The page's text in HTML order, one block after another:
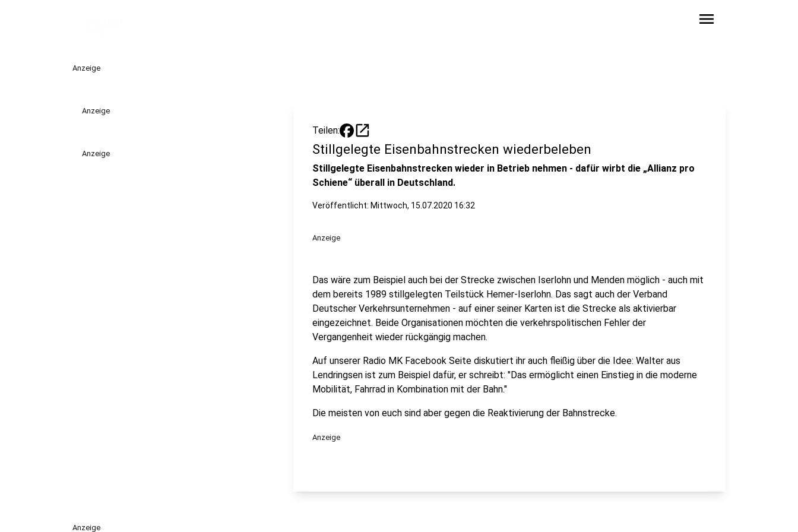
menu
Anzeige
Anzeige
Anzeige
Teilen: open_in_new
Stillgelegte Eisenbahnstrecken wiederbeleben
Stillgelegte Eisenbahnstrecken wieder in Betrieb nehmen - dafür wirbt die „Allianz pro
Schiene“ überall in Deutschland.
Veröffentlicht: Mittwoch, 15.07.2020 16:32
Anzeige
Das wäre zum Beispiel auch bei der Strecke zwischen Iserlohn und Menden möglich - auch mit
dem bereits 1989 stillgelegten Teilstück Hemer-Iserlohn. Das sagt auch der Verband
Deutscher Verkehrsunternehmen - auf einer seiner Karten ist die Strecke als aktivierbar
eingezeichnet. Beide Organisationen möchten die verkehrspolitischen Fehler der
Vergangenheit wieder rückgängig machen.
Auf unserer Radio MK Facebook Seite diskutiert ihr auch fleißig über die Idee: Walter aus
Lendringsen ist zum Beispiel dafür, er schreibt: "Das ermöglicht einen Einstieg in die moderne
Mobilität, Fahrrad in Kombination mit der Bahn."
Die meisten von euch sind aber gegen die Reaktivierung der Bahnstrecke.
Anzeige
Anzeige